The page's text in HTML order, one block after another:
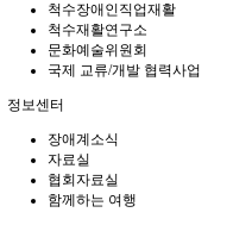
척수장애인직업재활
척수재활연구소
문화예술위원회
국제 교류/개발 협력사업
정보센터
장애계소식
자료실
협회자료실
함께하는 여행